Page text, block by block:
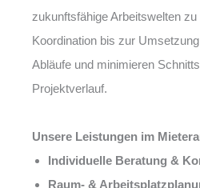
zukunftsfähige Arbeitswelten
Koordination bis zur
Abläufe und minimieren
Projektverlauf.
Unsere Leistungen im
Individuelle Beratung &
Raum- &